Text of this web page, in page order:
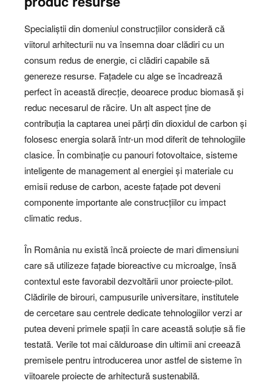
Specialiștii din domeniul construcțiilor consideră că
viitorul arhitecturii nu va însemna doar clădiri cu un
consum redus de energie, ci clădiri capabile să
genereze resurse. Fațadele cu alge se încadrează
perfect în această direcție, deoarece produc biomasă și
reduc necesarul de răcire. Un alt aspect ține de
contribuția la captarea unei părți din dioxidul de carbon și
folosesc energia solară într-un mod diferit de tehnologiile
clasice. În combinație cu panouri fotovoltaice, sisteme
inteligente de management al energiei și materiale cu
emisii reduse de carbon, aceste fațade pot deveni
componente importante ale construcțiilor cu impact
climatic redus.
În România nu există încă proiecte de mari dimensiuni
care să utilizeze fațade bioreactive cu microalge, însă
contextul este favorabil dezvoltării unor proiecte-pilot.
Clădirile de birouri, campusurile universitare, institutele
de cercetare sau centrele dedicate tehnologiilor verzi ar
putea deveni primele spații în care această soluție să fie
testată. Verile tot mai călduroase din ultimii ani creează
premisele pentru introducerea unor astfel de sisteme în
viitoarele proiecte de arhitectură sustenabilă.